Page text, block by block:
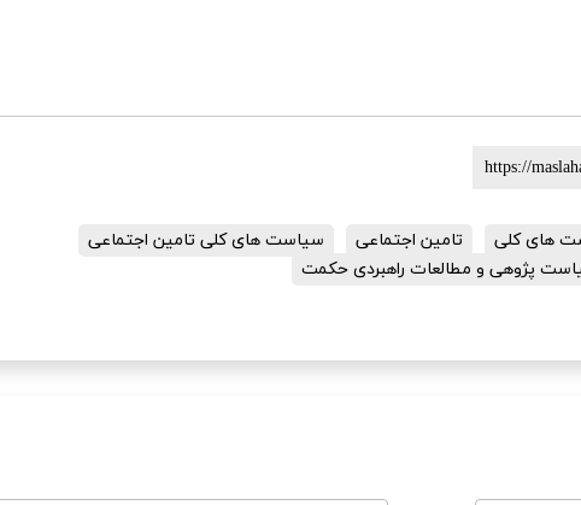
های کلی تامین اجتماعی
سیاست های کلی تامین اجتماعی
پژوهی و مطالعات راهبردی حکمت